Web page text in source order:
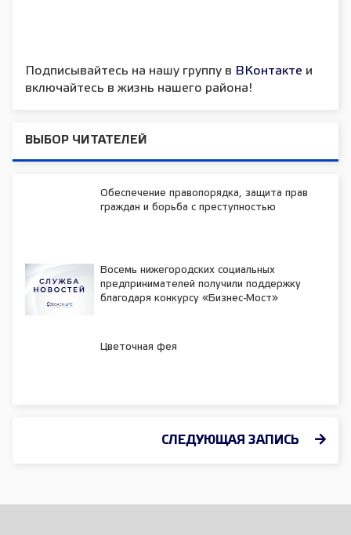
Подписывайтесь на нашу группу в ВКонтакте и
включайтесь в жизнь нашего района!
ВЫБОР ЧИТАТЕЛЕЙ
Обеспечение правопорядка, защита прав
граждан и борьба с преступностью
Восемь нижегородских социальных
предпринимателей получили поддержку
благодаря конкурсу «Бизнес-Мост»
Цветочная фея
СЛЕДУЮЩАЯ ЗАПИСЬ